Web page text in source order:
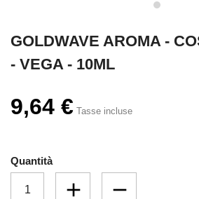
GOLDWAVE AROMA -
- VEGA - 10ML
9,64 € Tasse incluse
Quantità